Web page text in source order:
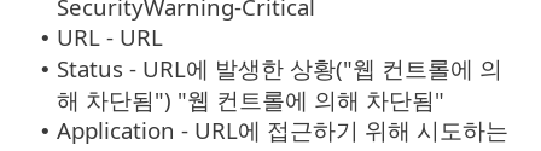
SecurityWarning-Critical
• URL - URL
• Status - URL에 발생한 상황("웹 컨트롤에 의
해 차단됨") "웹 컨트롤에 의해 차단됨"
• Application - URL에 접근하기 위해 시도하는